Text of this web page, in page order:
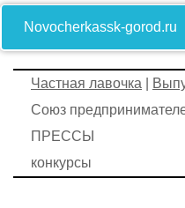
Novocherkassk-gorod.ru
Частная лавочка
Союз
ПРЕССЫ
конкурсы